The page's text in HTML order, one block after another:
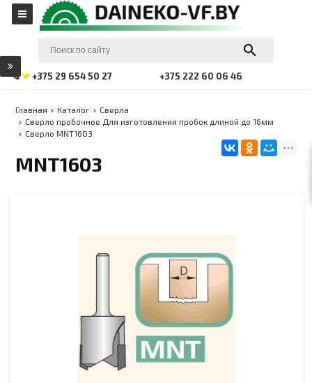
+375 29 654 50 27 +375 222 60 06 46
Главная Каталог
Сверла
Сверло пробочное Для изготовления пробок длиной до 16мм
Сверло MNT1603
MNT1603